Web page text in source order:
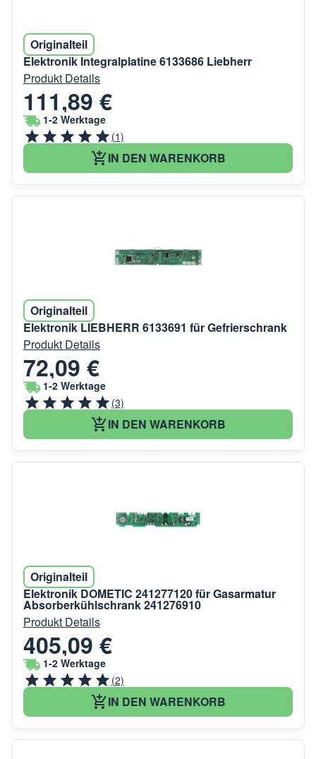
Originalteil
Elektronik Integralplatine 6133686 Liebherr
Produkt Details
111,89 €
1-2 Werktage
(1)
IN DEN WARENKORB
Originalteil
Elektronik LIEBHERR 6133691 für Gefrierschrank
Produkt Details
72,09 €
1-2 Werktage
(3)
IN DEN WARENKORB
Originalteil
Elektronik DOMETIC 241277120 für Gasarmatur
Absorberkühlschrank 241276910
Produkt Details
405,09 €
1-2 Werktage
(2)
IN DEN WARENKORB